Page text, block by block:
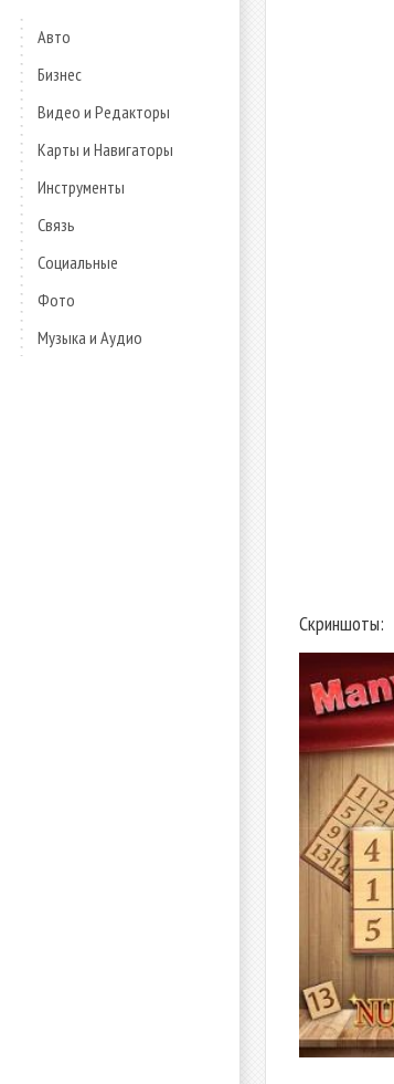
Авто
Бизнес
Видео и Редакторы
Карты и Навигаторы
Инструменты
Связь
Социальные
Фото
Музыка и Аудио
Скриншоты: